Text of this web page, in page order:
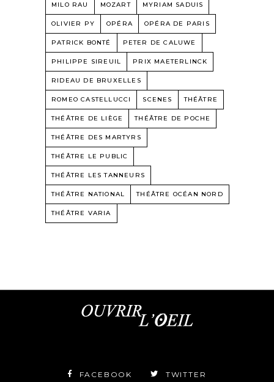
MILO RAU MOZART MYRIAM SADUIS
OLIVIER PY OPÉRA OPÉRA DE PARIS
PATRICK BONTÉ PETER DE CALUWE
PHILIPPE SIREUIL PRIX MAETERLINCK
RIDEAU DE BRUXELLES
ROMEO CASTELLUCCI SCENES THÉÂTRE
THÉÂTRE DE LIÈGE THÉÂTRE DE POCHE
THÉÂTRE DES MARTYRS
THÉÂTRE LE PUBLIC
THÉÂTRE LES TANNEURS
THÉÂTRE NATIONAL THÉÂTRE OCÉAN NORD
THÉÂTRE VARIA
FACEBOOK TWITTER